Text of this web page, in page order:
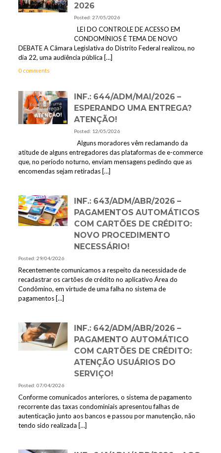
2026
Posted: 27/05/2026
LEI DO CONTROLE DE ACESSO EM
CONDOMÍNIOS É TEMA DE NOVO
DEBATE A Câmara Legislativa do Distrito Federal realizou, no
dia 22, uma audiência pública […]
0 comments
INF.: 644/ADM/MAI/2026 –
ESPERANDO UMA ENTREGA?
ATENÇÃO!
Posted: 12/05/2026
Alguns moradores vêm reclamando da
atitude de alguns entregadores das plataformas de e-commerce
que, no período noturno, enviam mensagens pedindo que as
encomendas sejam retiradas[…]
INF.: 643/ADM/ABR/2026 –
PAGAMENTOS AUTOMÁTICOS
COM CARTÕES DE CRÉDITO:
NOVO PROCEDIMENTO
NECESSÁRIO!
Posted: 29/04/2026
Recentemente comunicamos a respeito da necessidade de
recadastrar os cartões de crédito no aplicativo Área do
Condômino, em virtude de uma falha no sistema de
pagamentos[…]
INF.: 642/ADM/ABR/2026 –
PAGAMENTO AUTOMÁTICO
COM CARTÕES DE CRÉDITO:
ATENÇÃO USUÁRIOS DO
SERVIÇO!
Posted: 07/04/2026
Conforme comunicados anteriores, o sistema de pagamento
recorrente das taxas condominiais apresentou falhas de
autenticação junto aos bancos e passou por manutenção, não
tendo sido realizada […]